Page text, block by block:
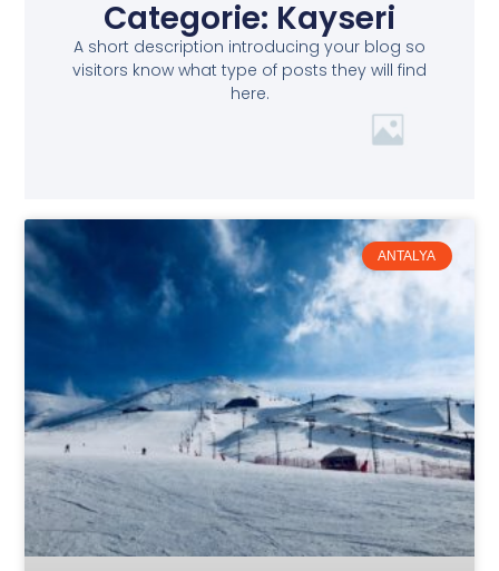
Categorie: Kayseri
A short description introducing your blog so
visitors know what type of posts they will find
here.
ANTALYA